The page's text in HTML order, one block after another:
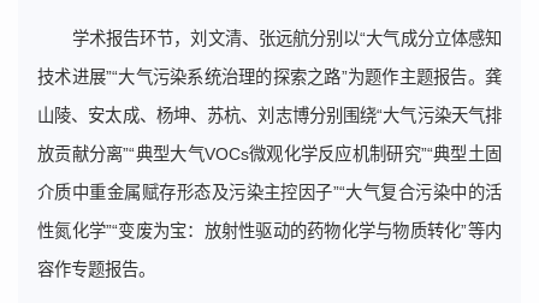
学术报告环节，刘文清、张远航分别以“大气成分立体感知
技术进展”“大气污染系统治理的探索之路”为题作主题报告。龚
山陵、安太成、杨坤、苏杭、刘志博分别围绕“大气污染天气排
放贡献分离”“典型大气VOCs微观化学反应机制研究”“典型土固
介质中重金属赋存形态及污染主控因子”“大气复合污染中的活
性氮化学”“变废为宝：放射性驱动的药物化学与物质转化”等内
容作专题报告。